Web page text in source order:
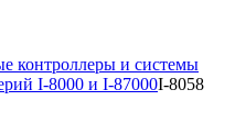
контроллеры и системы
I-8000 и I-87000I-8058